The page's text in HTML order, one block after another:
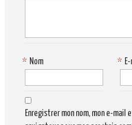
Nom
* *
Enregistrer mon nom, mon e-mail